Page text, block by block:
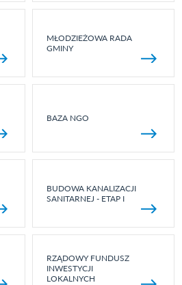
MŁODZIEŻOWA RADA
GMINY
BAZA NGO
BUDOWA KANALIZACJI
SANITARNEJ - ETAP I
RZĄDOWY FUNDUSZ
INWESTYCJI
LOKALNYCH